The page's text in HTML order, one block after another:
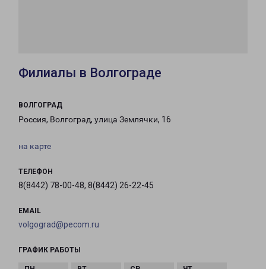
Филиалы в Волгограде
ВОЛГОГРАД
Россия, Волгоград, улица Землячки, 16
на карте
ТЕЛЕФОН
8(8442) 78-00-48, 8(8442) 26-22-45
EMAIL
volgograd@pecom.ru
ГРАФИК РАБОТЫ